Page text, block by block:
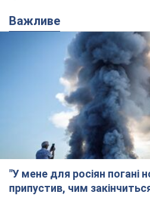
Важливе
"У мене для росіян погані
припустив, чим